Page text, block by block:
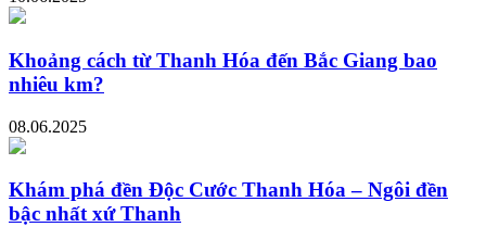
Khoảng cách từ Thanh Hóa đến Bắc Giang bao
nhiêu km?
08.06.2025
Khám phá đền Độc Cước Thanh Hóa – Ngôi đền
bậc nhất xứ Thanh